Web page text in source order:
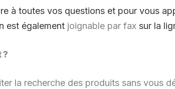
à toutes vos questions et pour vous
est également joignable par fax sur la
?
la recherche des produits sans vous